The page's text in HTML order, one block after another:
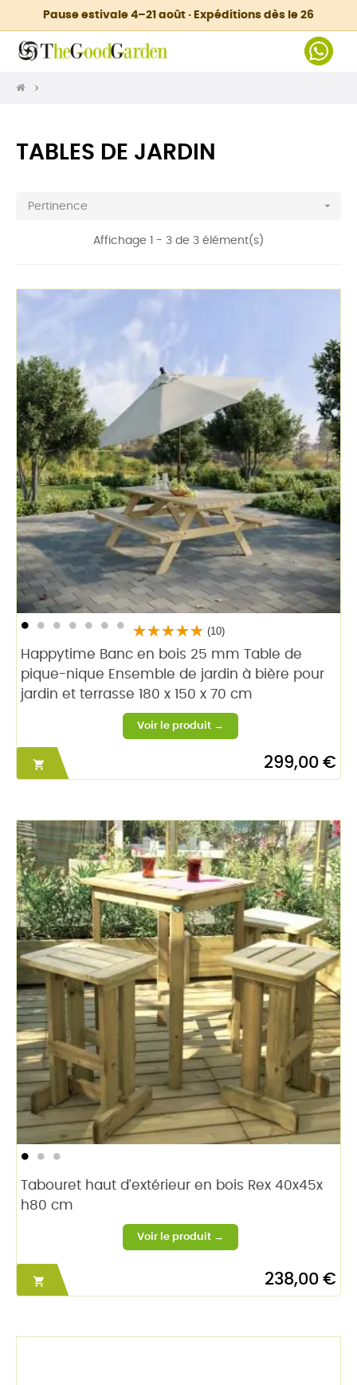
Pause estivale 4–21 août · Expéditions dès le 26
TABLES DE JARDIN
Pertinence 
Affichage 1 - 3 de 3 élément(s)
(10)
Happytime Banc en bois 25 mm Table de
pique-nique Ensemble de jardin à bière pour
jardin et terrasse 180 x 150 x 70 cm
 299,00 €
Tabouret haut d'extérieur en bois Rex 40x45x
h80 cm
 238,00 €